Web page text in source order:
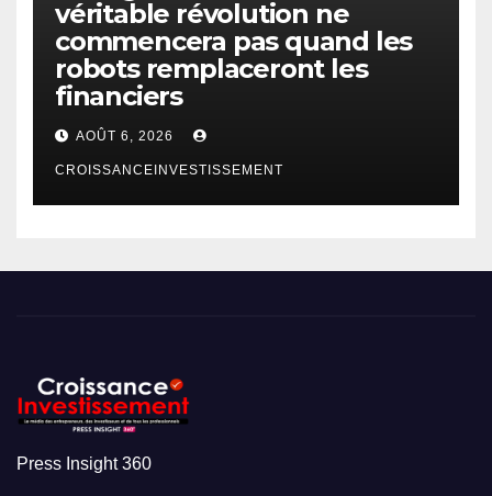
véritable révolution ne
commencera pas quand les
robots remplaceront les
financiers
AOÛT 6, 2026
CROISSANCEINVESTISSEMENT
Press Insight 360